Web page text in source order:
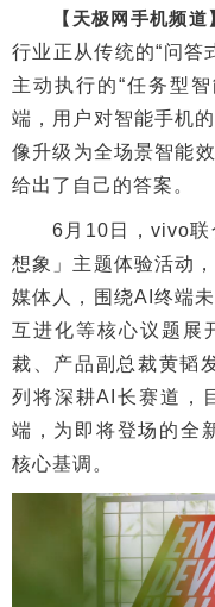
【天极网手机频道
行业正从传统的“问答
主动执行的“任务型
端，用户对智能手机
像升级为全场景智能
给出了自己的答案。
6月10日，vivo联
想象」主题体验活动
媒体人，围绕AI终端
互进化等核心议题展
裁、产品副总裁黄韬
列将深耕AI长赛道，
端，为即将登场的全
核心基调。